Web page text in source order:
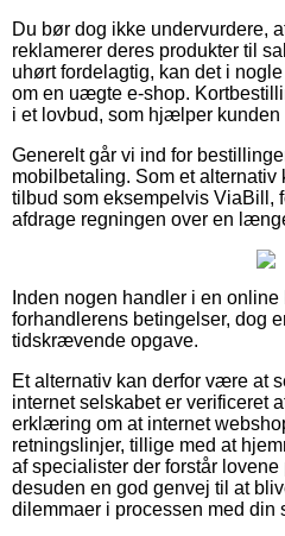
Du bør dog ikke undervurdere,
reklamerer deres produkter til
uhørt fordelagtig, kan det i
om en uægte e-shop.
i et lovbud, som hjælper kunden
Generelt går vi ind for
mobilbetaling. Som et alternativ
tilbud som eksempelvis ViaBill,
afdrage regningen over en
Inden nogen handler i en
forhandlerens betingelser, dog
tidskrævende opgave.
Et alternativ kan derfor være at
internet selskabet er verificeret
erklæring om at internet
retningslinjer, tillige med at
af specialister der forstår lovene
desuden en god genvej til at
dilemmaer i processen med din